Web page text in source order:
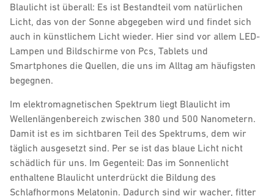
Blaulicht ist überall: Es ist Bestandteil vom natürlichen
Licht, das von der Sonne abgegeben wird und findet sich
auch in künstlichem Licht wieder. Hier sind vor allem LED-
Lampen und Bildschirme von Pcs, Tablets und
Smartphones die Quellen, die uns im Alltag am häufigsten
begegnen.
Im elektromagnetischen Spektrum liegt Blaulicht im
Wellenlängenbereich zwischen 380 und 500 Nanometern.
Damit ist es im sichtbaren Teil des Spektrums, dem wir
täglich ausgesetzt sind. Per se ist das blaue Licht nicht
schädlich für uns. Im Gegenteil: Das im Sonnenlicht
enthaltene Blaulicht unterdrückt die Bildung des
Schlafhormons Melatonin. Dadurch sind wir wacher, fitter